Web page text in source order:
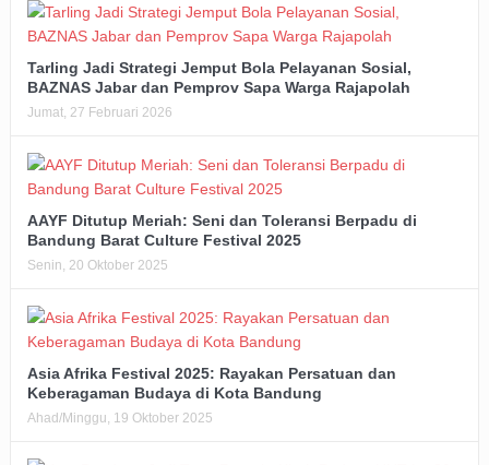
Tarling Jadi Strategi Jemput Bola Pelayanan Sosial,
BAZNAS Jabar dan Pemprov Sapa Warga Rajapolah
Jumat, 27 Februari 2026
AAYF Ditutup Meriah: Seni dan Toleransi Berpadu di
Bandung Barat Culture Festival 2025
Senin, 20 Oktober 2025
Asia Afrika Festival 2025: Rayakan Persatuan dan
Keberagaman Budaya di Kota Bandung
Ahad/Minggu, 19 Oktober 2025